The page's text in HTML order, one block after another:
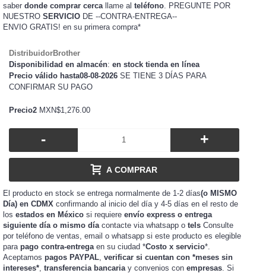
saber donde comprar cerca llame al teléfono . PREGUNTE POR
NUESTRO SERVICIO DE --CONTRA-ENTREGA--
ENVIO GRATIS! en su primera compra*
DistribuidorBrother
Disponibilidad en almacén: en stock tienda en línea
Precio válido hasta08-08-2026 SE TIENE 3 DÍAS PARA
CONFIRMAR SU PAGO
Precio2 MXN$1,276.00
- +
A COMPRAR
El producto en stock se entrega normalmente de 1-2 días(o MISMO
Día) en CDMX confirmando al inicio del día y 4-5 días en el resto de
los estados en México si requiere envío express o entrega
siguiente día o mismo día contacte via whatsapp o tels Consulte
por teléfono de ventas, email o whatsapp si este producto es elegible
para pago contra-entrega en su ciudad *Costo x servicio*.
Aceptamos pagos PAYPAL verificar si cuentan con *meses sin
intereses* transferencia bancaria y convenios con empresas . Si